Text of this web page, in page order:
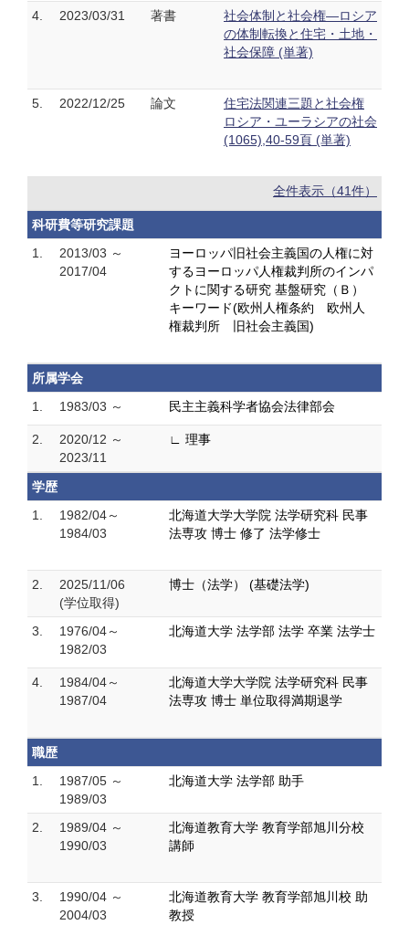
4. 2023/03/31 著書
社会体制と社会権―ロシア
の体制転換と住宅・土地・
社会保障 (単著)
5. 2022/12/25 論文
住宅法関連三題と社会権
ロシア・ユーラシアの社会
(1065),40-59頁 (単著)
全件表示（41件）
科研費等研究課題
1.
2013/03 ～
2017/04
ヨーロッパ旧社会主義国の人権に対
するヨーロッパ人権裁判所のインパ
クトに関する研究 基盤研究（Ｂ）
キーワード(欧州人権条約 欧州人
権裁判所 旧社会主義国)
所属学会
1.
1983/03 ～ 民主主義科学者協会法律部会
2.
2020/12 ～
2023/11
∟ 理事
学歴
1.
1982/04～
1984/03
北海道大学大学院 法学研究科 民事
法専攻 博士 修了 法学修士
2.
2025/11/06
(学位取得)
博士（法学） (基礎法学)
3.
1976/04～
1982/03
北海道大学 法学部 法学 卒業 法学士
4.
1984/04～
1987/04
北海道大学大学院 法学研究科 民事
法専攻 博士 単位取得満期退学
職歴
1.
1987/05 ～
1989/03
北海道大学 法学部 助手
2.
1989/04 ～
1990/03
北海道教育大学 教育学部旭川分校
講師
3.
1990/04 ～
2004/03
北海道教育大学 教育学部旭川校 助
教授